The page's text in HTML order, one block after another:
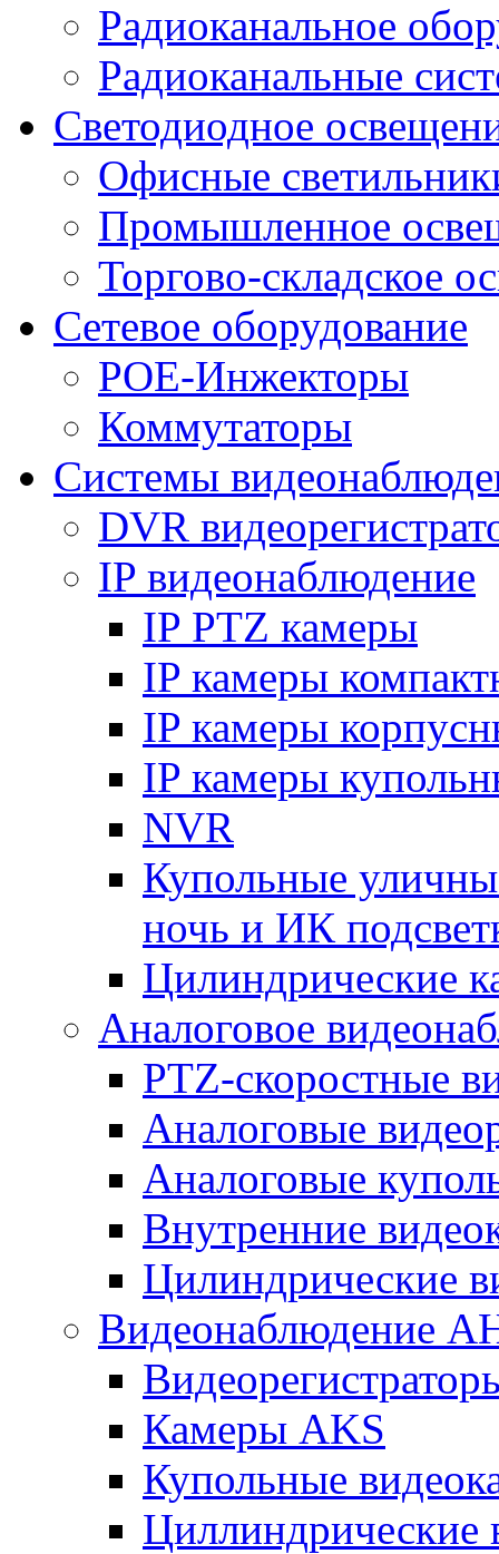
Радиоканальное
Радиоканальные
Светодиодное
Офисные
Промышленное
Торгово-складское
Сетевое оборудование
POE-Инжекторы
Коммутаторы
Системы
DVR
IP видеонаблюдение
IP PTZ камеры
IP камеры
IP камеры
IP камеры
NVR
Купольные
ночь и ИК
Цилиндрические
Аналоговое
PTZ-скоростные
Аналоговые
Аналоговые
Внутренние
Цилиндрические
Видеонаблюдение
Камеры AKS
Купольные
Циллиндрические